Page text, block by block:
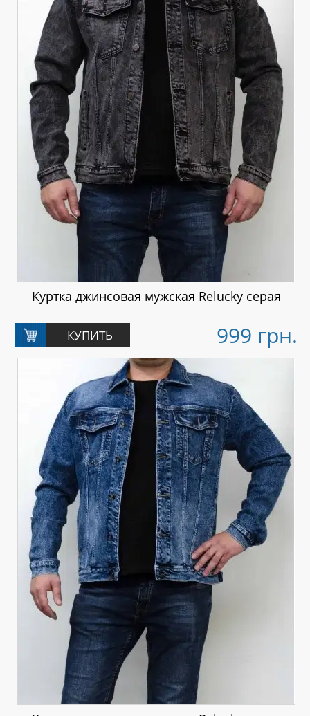
Куртка джинсовая мужская Relucky серая
999 грн.